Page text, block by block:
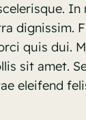
dignissim.
quis dui.
sit amet.
eleifend